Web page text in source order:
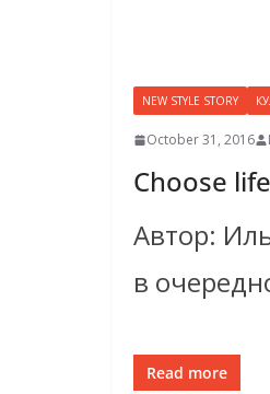
NEW STYLE STORY
October 31, 2016
Choose
Автор:
в
Read more